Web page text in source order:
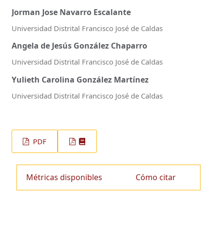
Jorman Jose Navarro Escalante
Universidad Distrital Francisco José de Caldas
Angela de Jesús González Chaparro
Universidad Distrital Francisco José de Caldas
Yulieth Carolina González Martínez
Universidad Distrital Francisco José de Caldas
PDF
Métricas disponibles Cómo citar